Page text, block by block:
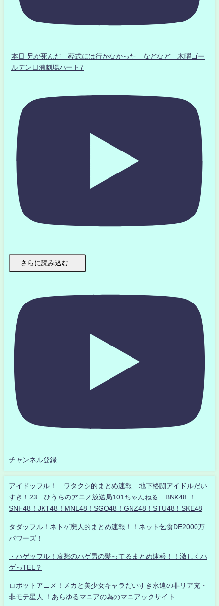
本日 兄が死んだ 葬式には行かなかった などなど 木曜ゴー
ルデン日浦劇場パート7
さらに読み込む...
チャンネル登録
アイドッフル！ ワタクシ的まとめ速報 地下格闘アイドルだい
すき！23 ひうらのアニメ放送局101ちゃんねる BNK48 ！
SNH48！JKT48！MNL48！SGO48！GNZ48！STU48！SKE48
タダッフル！ネトゲ廃人的まとめ速報！！ネット乞食DE2000万
パワーズ！
・ハゲッフル！哀愁のハゲ男の髪ってるまとめ速報！！激しくハ
ゲっTEL？
ロボットアニメ！メカと美少女キャラだいすき永遠の非リア充・
非モテ星人 ！あらゆるマニアの為のマニアックサイト